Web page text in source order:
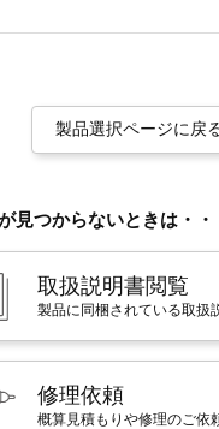
製品選択ページに戻
見つからないときは・・
取扱説明書閲覧
製品に同梱されている取扱
修理依頼
概算見積もりや修理のご依